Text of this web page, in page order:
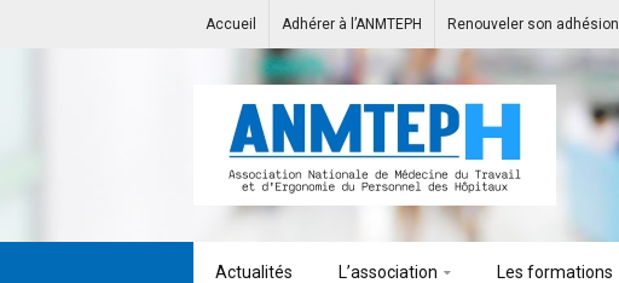
Accueil Adhérer à l’ANMTEPH Renouveler son adhésion
Actualités L’association Les formations